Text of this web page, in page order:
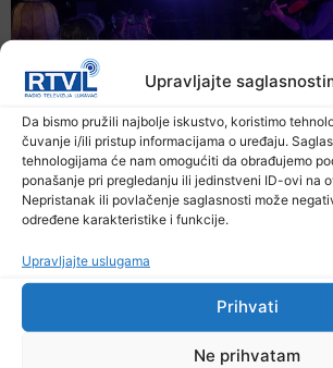
Upravljajte
Da bismo pružili najbolje iskustvo, koristimo
čuvanje i/ili pristup informacijama o uređaju.
tehnologijama će nam omogućiti da obrađujemo
ponašanje pri pregledanju ili jedinstveni ID-ovi na
Nepristanak ili povlačenje saglasnosti može
određene karakteristike i funkcije.
Upravljajte uslugama
Prihvati
Ne prihvatam